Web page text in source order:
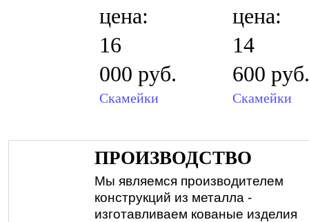
цена:
16
000 руб.
Скамейки
цена:
14
600
Скамейки
ПРОИЗВОДСТВО
Мы являемся производителем
конструкций из металла -
изготавливаем кованые изделия